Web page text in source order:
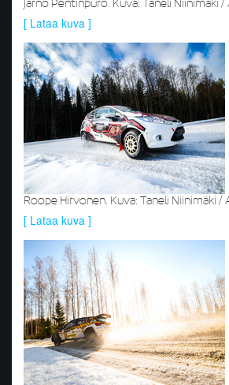
Jarno Pentinpuro. Kuva: Taneli Niinimäki /
[ Lataa kuva ]
Roope Hirvonen. Kuva: Taneli Niinimäki /
[ Lataa kuva ]